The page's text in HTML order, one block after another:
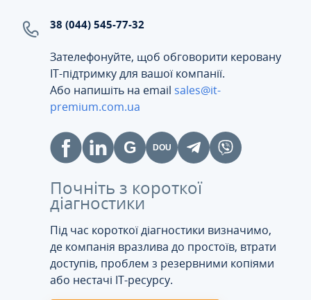
38 (044) 545-77-32
Зателефонуйте, щоб обговорити керовану
ІТ-підтримку для вашої компанії.
Або напишіть на email sales@it-
premium.com.ua
Почніть з короткої
діагностики
Під час короткої діагностики визначимо,
де компанія вразлива до простоїв, втрати
доступів, проблем з резервними копіями
або нестачі IT-ресурсу.